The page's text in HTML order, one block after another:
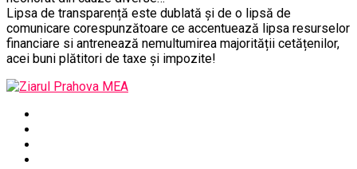
Lipsa de transparență este dublată și de o lipsă de
comunicare corespunzătoare ce accentuează lipsa resurselor
financiare si antrenează nemultumirea majorității cetățenilor,
acei buni plătitori de taxe și impozite!